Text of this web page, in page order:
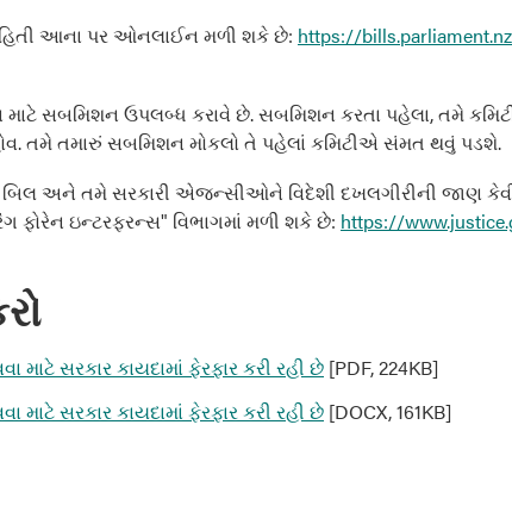
આના પર ઓનલાઈન મળી શકે છે: https://
સબમિશન ઉપલબ્ધ કરાવે છે. સબમિશન કરતા પહેલા, તમે
તમે તમારું સબમિશન મોકલો તે પહેલાં કમિટીએ સંમત થવું પડશે.
અને તમે સરકારી એજન્સીઓને વિદેશી દખલગીરીની જાણ કેવી
ઇન્ટરફરન્સ" વિભાગમાં મળી શકે છે: https://
સરકાર કાયદામાં ફેરફાર કરી રહી છે [PDF, 224KB]
સરકાર કાયદામાં ફેરફાર કરી રહી છે [DOCX, 161KB]